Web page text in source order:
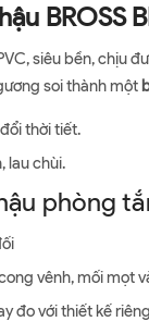
BROSS
siêu bền, chịu
soi thành một
thời tiết.
lau chùi.
phòng
vênh, mối mọt
đo với thiết kế